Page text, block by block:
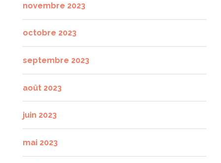
novembre 2023
octobre 2023
septembre 2023
août 2023
juin 2023
mai 2023